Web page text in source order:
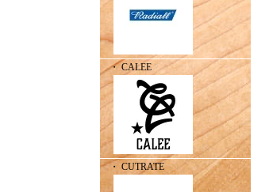
・ CALEE
・ CUTRATE